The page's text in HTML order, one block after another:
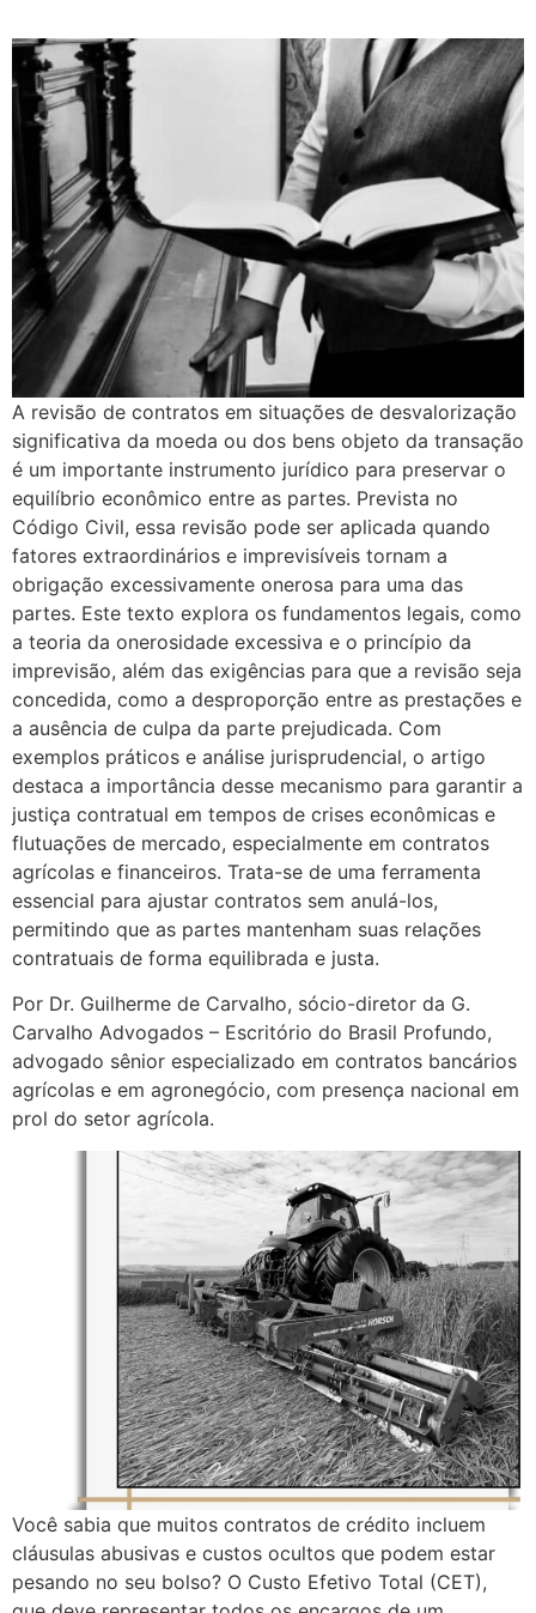
A revisão de contratos em situações de desvalorização
significativa da moeda ou dos bens objeto da transação
é um importante instrumento jurídico para preservar o
equilíbrio econômico entre as partes. Prevista no
Código Civil, essa revisão pode ser aplicada quando
fatores extraordinários e imprevisíveis tornam a
obrigação excessivamente onerosa para uma das
partes. Este texto explora os fundamentos legais, como
a teoria da onerosidade excessiva e o princípio da
imprevisão, além das exigências para que a revisão seja
concedida, como a desproporção entre as prestações e
a ausência de culpa da parte prejudicada. Com
exemplos práticos e análise jurisprudencial, o artigo
destaca a importância desse mecanismo para garantir a
justiça contratual em tempos de crises econômicas e
flutuações de mercado, especialmente em contratos
agrícolas e financeiros. Trata-se de uma ferramenta
essencial para ajustar contratos sem anulá-los,
permitindo que as partes mantenham suas relações
contratuais de forma equilibrada e justa.
Por Dr. Guilherme de Carvalho, sócio-diretor da G.
Carvalho Advogados – Escritório do Brasil Profundo,
advogado sênior especializado em contratos bancários
agrícolas e em agronegócio, com presença nacional em
prol do setor agrícola.
Você sabia que muitos contratos de crédito incluem
cláusulas abusivas e custos ocultos que podem estar
pesando no seu bolso? O Custo Efetivo Total (CET),